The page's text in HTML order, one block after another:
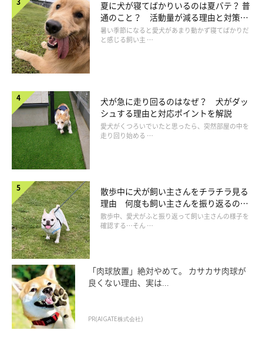
トイレはワイドタイプを
小型犬でも何回か排泄できるように、ワイドタイプのトイレを用
意してあげましょう。大きなトイレがひとつあれば、留守番中の
長時間お留守番させるときのポイント
夏に犬が寝てばかりいるのは夏バテ？ 普
通のこと？ 活動量が減る理由と対策と
は
暑い季節になると愛犬があまり動かず寝てばかりだ
と感じる飼い主 …
犬が急に走り回るのはなぜ？ 犬がダッ
シュする理由と対応ポイントを解説
愛犬がくつろいでいたと思ったら、突然部屋の中を
走り回り始める …
散歩中に犬が飼い主さんをチラチラ見る
理由 何度も飼い主さんを振り返るのは
なぜ？
散歩中、愛犬がふと振り返って飼い主さんの様子を
確認する…そん …
「肉球放置」絶対やめて。 カサカサ肉球が
良くない理由、実は...
PR(AIGATE株式会社)